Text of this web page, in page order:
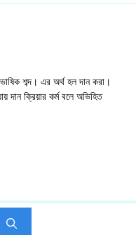
শব্দ। এর অর্থ হল দান করা।
দান ক্রিয়ার কর্ম বলে অভিহিত